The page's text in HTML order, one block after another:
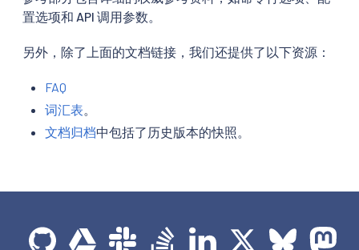
置选项和 API 调用参数。
另外，除了上面的文档链接，我们还提供了以下资源：
FAQ
词汇表
文档归档中包括了历史版本的快照。